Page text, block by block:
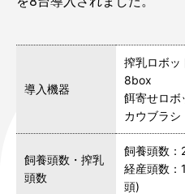
導入機器
搾乳ロボッ
8box
餌寄せロボ
カウブラシ
飼養頭数・搾乳
頭数
飼養頭数
経産頭数
頭)